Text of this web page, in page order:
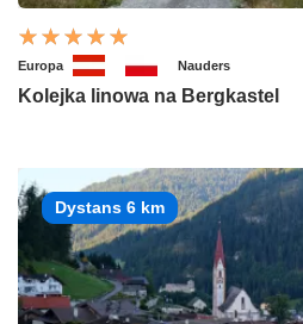
Europa Nauders
Kolejka linowa na Bergkastel
Dystans 6 km